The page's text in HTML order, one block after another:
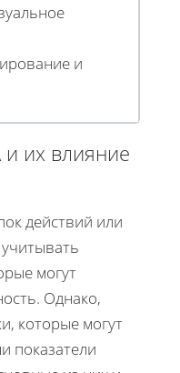
и
их влияние
действий или
могут
Однако,
которые могут
показатели